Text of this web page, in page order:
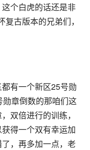
个白虎的话还是非
古版本的兄弟们，
有一个新区25号勋
章倒数的那咱们这
双倍进行的训练，
得一个双有幸运加
，再多加一点，老